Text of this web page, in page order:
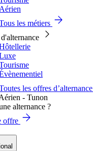
Aérien
les métiers
les offres d’alternance
alternance ?
offre